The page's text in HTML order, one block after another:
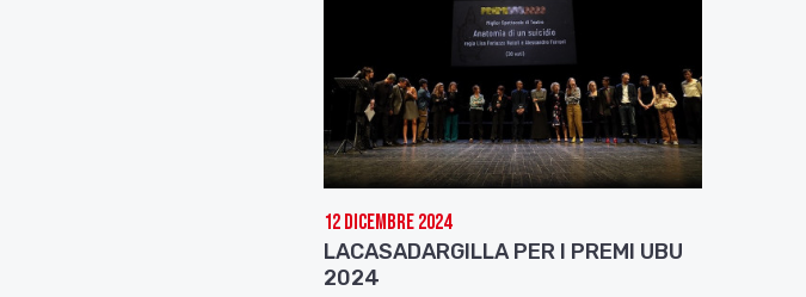
12 Dicembre 2024
LACASADARGILLA PER I PREMI UBU
2024